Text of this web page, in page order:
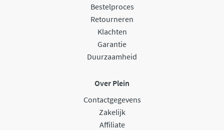
Bestelproces
Retourneren
Klachten
Garantie
Duurzaamheid
Over Plein
Contactgegevens
Zakelijk
Affiliate